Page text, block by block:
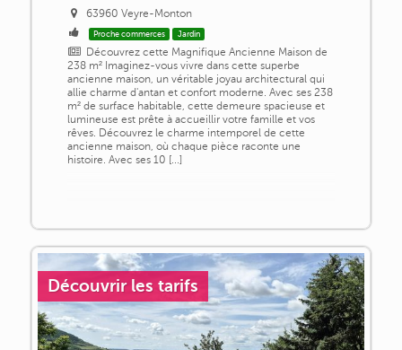
63960 Veyre-Monton
Proche commerces Jardin
Découvrez cette Magnifique Ancienne Maison de
238 m² Imaginez-vous vivre dans cette superbe
ancienne maison, un véritable joyau architectural qui
allie charme d'antan et confort moderne. Avec ses 238
m² de surface habitable, cette demeure spacieuse et
lumineuse est prête à accueillir votre famille et vos
rêves. Découvrez le charme intemporel de cette
ancienne maison, où chaque pièce raconte une
histoire. Avec ses 10 [...]
Découvrir les tarifs